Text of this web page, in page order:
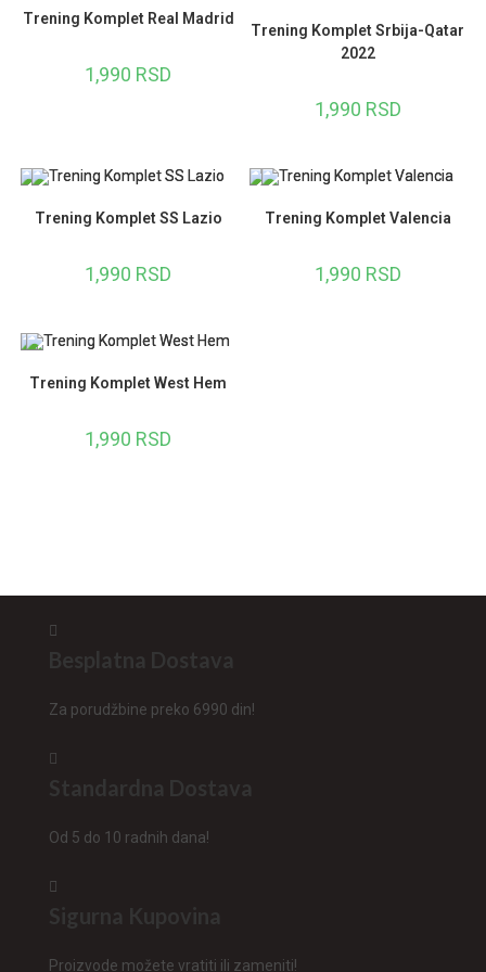
Trening Komplet Real Madrid
1,990 RSD
Trening Komplet Srbija-Qatar
2022
1,990 RSD
Trening Komplet SS Lazio
1,990 RSD
Trening Komplet Valencia
1,990 RSD
Trening Komplet West Hem
1,990 RSD
Za porudžbine preko 6990 din!
Od 5 do 10 radnih dana!
Proizvode možete vratiti ili zameniti!